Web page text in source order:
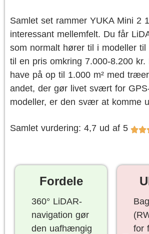
Samlet set rammer YUKA Mini 2
interessant mellemfelt. Du får
som normalt hører til i modeller til
til en pris omkring 7.000-8.200 kr.
have på op til 1.000 m² med
andet, der gør livet svært for
modeller, er den svær at komme
Samlet vurdering: 4,7 ud af 5
Fordele
360° LiDAR-
navigation gør
den uafhængig
for